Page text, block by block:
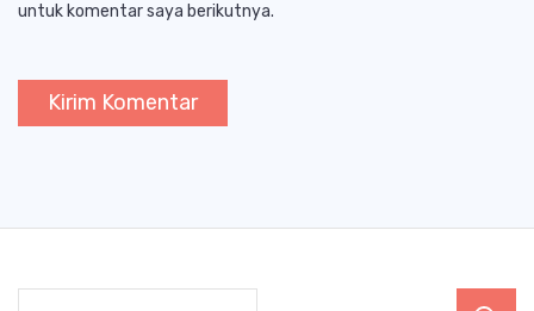
untuk komentar saya berikutnya.